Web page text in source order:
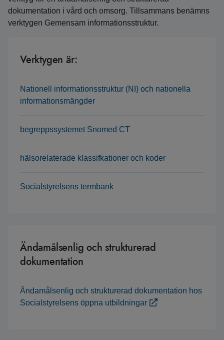
dokumentation i vård och omsorg. Tillsammans benämns
verktygen Gemensam informationsstruktur.
Verktygen är:
Nationell informationsstruktur (NI) och nationella
informationsmängder
begreppssystemet Snomed CT
hälsorelaterade klassifkationer och koder
Socialstyrelsens termbank
Ändamålsenlig och strukturerad
dokumentation
Ändamålsenlig och strukturerad dokumentation hos
Socialstyrelsens öppna utbildningar